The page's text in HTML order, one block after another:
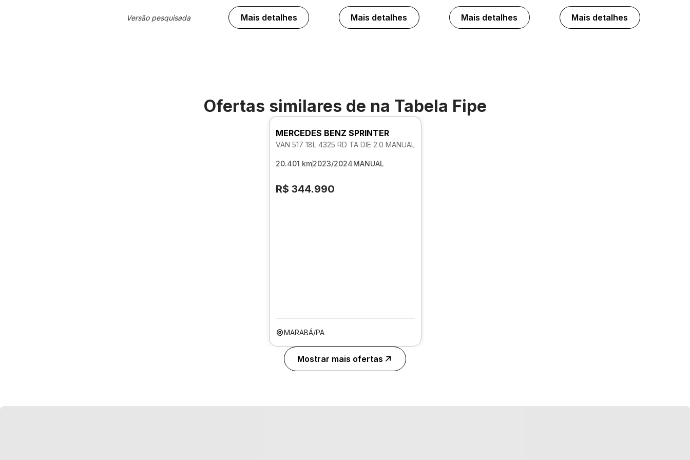
Versão pesquisada Mais detalhes Mais detalhes Mais detalhes Mais detalhes
Ofertas similares de na Tabela Fipe
MERCEDES BENZ SPRINTER
VAN 517 18L 4325 RD TA DIE 2.0 MANUAL
20.401 km2023/2024MANUAL
R$ 344.990
MARABÁ/PA
Mostrar mais ofertas